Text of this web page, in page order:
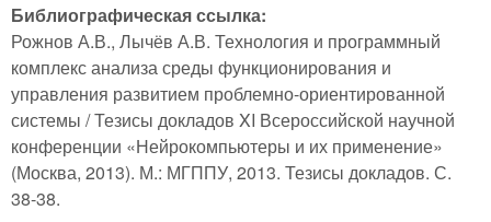
Библиографическая ссылка:
Рожнов А.В., Лычёв А.В. Технология и программный
комплекс анализа среды функционирования и
управления развитием проблемно-ориентированной
системы / Тезисы докладов XI Всероссийской научной
конференции «Нейрокомпьютеры и их применение»
(Москва, 2013). М.: МГППУ, 2013. Тезисы докладов. С.
38-38.